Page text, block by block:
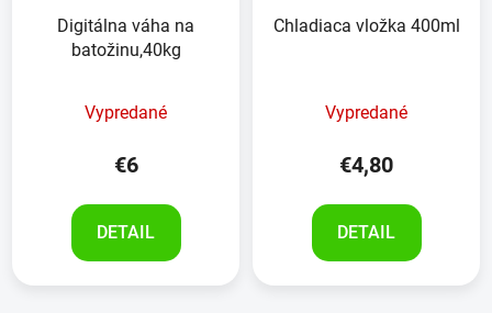
Digitálna váha na
batožinu,40kg
Vypredané
€6
DETAIL
Chladiaca vložka 400ml
Vypredané
€4,80
DETAIL